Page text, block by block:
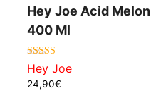
Hey Joe Acid Melon
400 Ml
5.00
de 5
Hey Joe
24,90€